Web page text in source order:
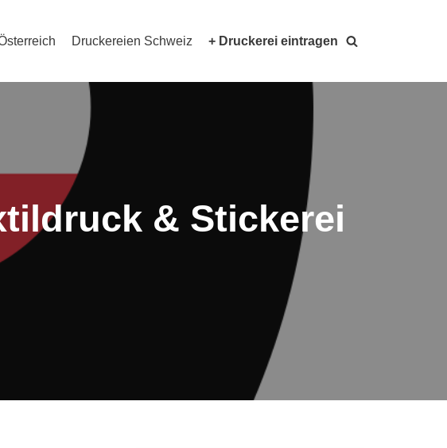
Druckereien Schweiz + Druckerei eintragen
& Stickerei